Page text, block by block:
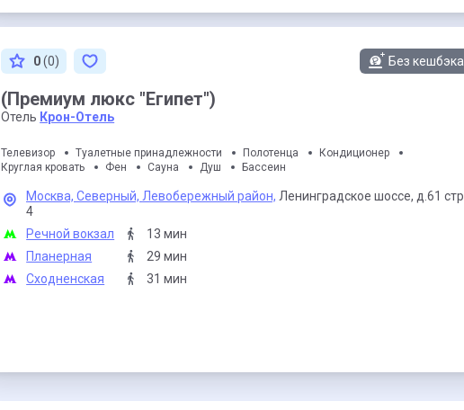
0(0) Без кешбэка
(Премиум люкс "Египет")
Отель Крон-Отель
Телевизор Туалетные принадлежности Полотенца
Кондиционер
Круглая кровать
Фен Сауна Душ Бассеин
Москва,Северный,Левобережный район, Ленинградское шоссе, д.61 стр
4
Речной вокзал
13 мин
Планерная
29 мин
Сходненская
31 мин